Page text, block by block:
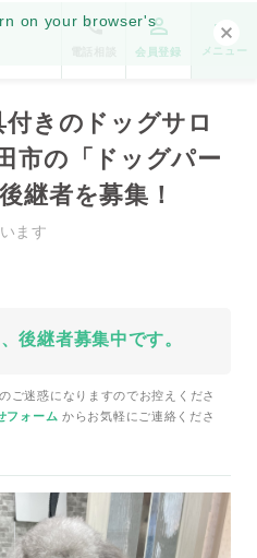
on your browser's
会員登録 メニュー
きのドッグサロ
市の「ドッグパー
継者を募集！
ます
後継者募集中です。
ご迷惑になりますのでお控えくださ
フォーム からお気軽にご連絡くださ